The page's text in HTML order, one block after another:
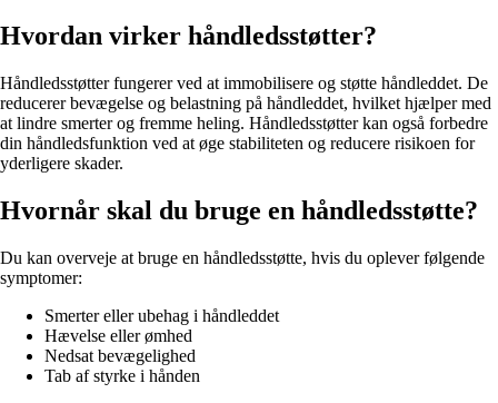
Hvordan virker håndledsstøtter?
Håndledsstøtter fungerer ved at immobilisere og støtte håndleddet. De
reducerer bevægelse og belastning på håndleddet, hvilket hjælper med
at lindre smerter og fremme heling. Håndledsstøtter kan også forbedre
din håndledsfunktion ved at øge stabiliteten og reducere risikoen for
yderligere skader.
Hvornår skal du bruge en håndledsstøtte?
Du kan overveje at bruge en håndledsstøtte, hvis du oplever følgende
symptomer:
Smerter eller ubehag i håndleddet
Hævelse eller ømhed
Nedsat bevægelighed
Tab af styrke i hånden